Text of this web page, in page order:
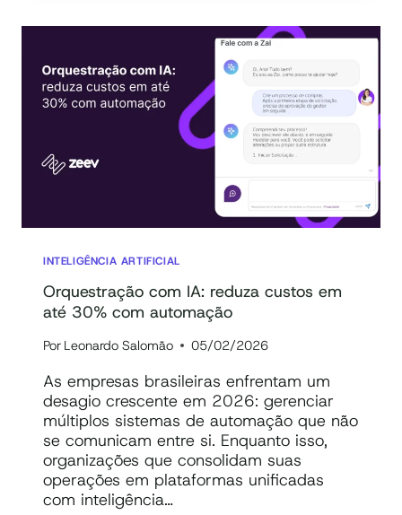
TIPOS
E
PRINCIPAIS
INTELIGÊNCIA ARTIFICIAL
Orquestração com IA: reduza custos em
até 30% com automação
Por Leonardo Salomão 05/02/2026
As empresas brasileiras enfrentam um
desagio crescente em 2026: gerenciar
múltiplos sistemas de automação que não
se comunicam entre si. Enquanto isso,
organizações que consolidam suas
operações em plataformas unificadas
com inteligência…